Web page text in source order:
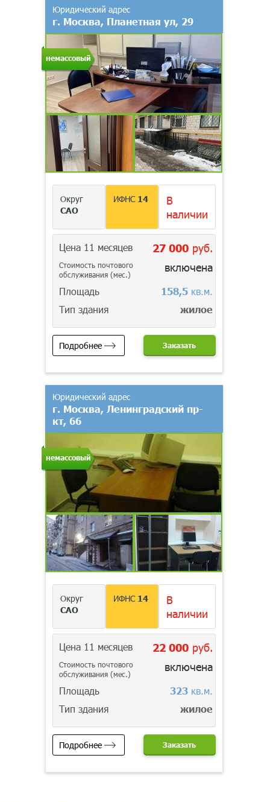
немассовый
Юридический адрес
г. Москва, Планетная ул, 29
Округ
САО
ИФНС 14
В
наличии
Цена 11 месяцев 27 000руб.
Стоимость почтового
обслуживания (мес.)
включена
Площадь 158,5кв.м.
Тип здания
жилое
Подробнее Заказать
немассовый
Юридический адрес
г. Москва, Ленинградский пр-
кт, 66
Округ
САО
ИФНС 14
В
наличии
Цена 11 месяцев 22 000руб.
Стоимость почтового
обслуживания (мес.)
включена
Площадь 323кв.м.
Тип здания
жилое
Подробнее Заказать